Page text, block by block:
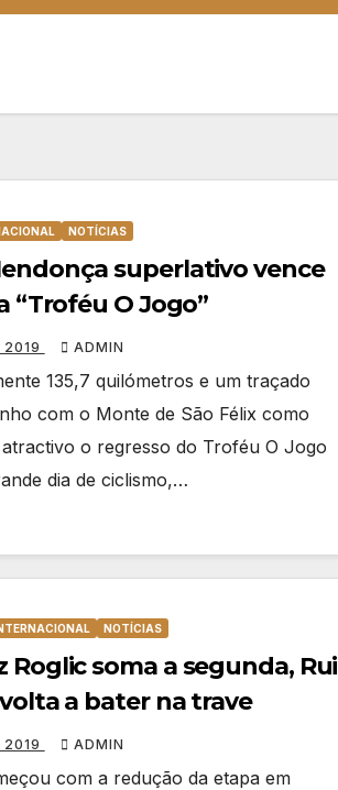
NOTÍCIAS
superlativo vence
“Troféu O Jogo”
2019 ADMIN
135,7 quilómetros e um traçado
com o Monte de São Félix como
o regresso do Troféu O Jogo
dia de ciclismo,…
NOTÍCIAS
Roglic soma a segunda, Rui
a bater na trave
2019 ADMIN
com a redução da etapa em